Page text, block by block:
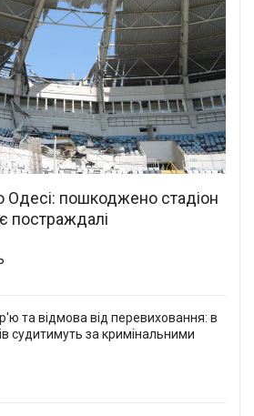
пошкоджено стадіон
постраждалі
та відмова від перевиховання: в
судитимуть за кримінальними